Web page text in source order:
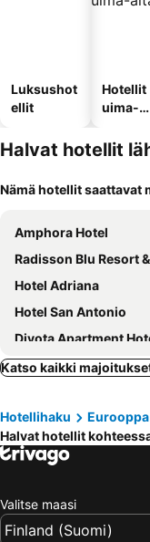
Luksushot
ellit
Hotellit
uima-
Halvat hotellit
Nämä hotellit saattavat
Amphora Hotel
Radisson Blu Resort &
Hotel Adriana
Hotel San Antonio
Divota Apartment
Heritage Palace Varos
Prima Life Spalato
Hotel Split Inn by
Bosket Luxury Rooms
Hotel More
Le Méridien Lav, Split
Katso kaikki
Hotellihaku Eurooppa
Halvat hotellit
Valitse maasi